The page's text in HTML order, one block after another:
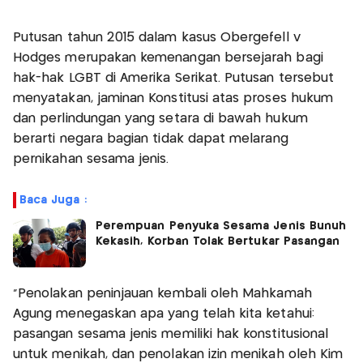
Putusan tahun 2015 dalam kasus Obergefell v
Hodges merupakan kemenangan bersejarah bagi
hak-hak LGBT di Amerika Serikat. Putusan tersebut
menyatakan, jaminan Konstitusi atas proses hukum
dan perlindungan yang setara di bawah hukum
berarti negara bagian tidak dapat melarang
pernikahan sesama jenis.
Baca Juga :
Perempuan Penyuka Sesama Jenis Bunuh
Kekasih, Korban Tolak Bertukar Pasangan
"Penolakan peninjauan kembali oleh Mahkamah
Agung menegaskan apa yang telah kita ketahui:
pasangan sesama jenis memiliki hak konstitusional
untuk menikah, dan penolakan izin menikah oleh Kim